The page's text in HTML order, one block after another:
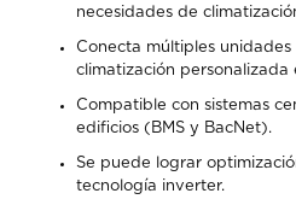
necesidades de
Conecta múltiples unidades
climatización personalizada
Compatible con sistemas
edificios (BMS y BacNet).
Se puede lograr
tecnología inverter.